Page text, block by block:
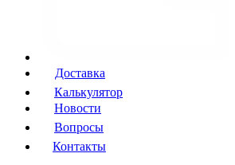
Доставка
Калькулятор
Новости
Вопросы
Контакты